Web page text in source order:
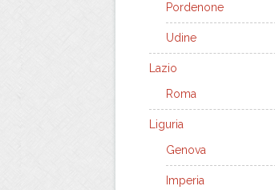
Pordenone
Udine
Lazio
Roma
Liguria
Genova
Imperia